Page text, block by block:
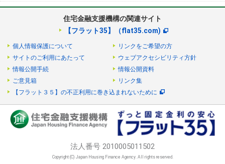
住宅金融支援機構の関連サイト
【フラット35】（flat35.com)
個人情報保護について
リンクをご希望の方
サイトのご利用にあたって
ウェブアクセシビリティ方針
情報公開手続
情報公開資料
ご意見箱
リンク集
【フラット３５】の不正利用に巻き込まれないために
法人番号 2010005011502
Copyright (C) Japan Housing Finance Agency. All rights reserved.